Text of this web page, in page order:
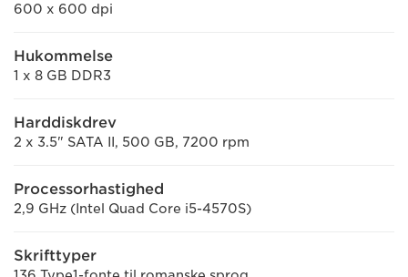
600 x 600 dpi
Hukommelse
1 x 8 GB DDR3
Harddiskdrev
2 x 3.5" SATA II, 500 GB, 7200 rpm
Processorhastighed
2,9 GHz (Intel Quad Core i5-4570S)
Skrifttyper